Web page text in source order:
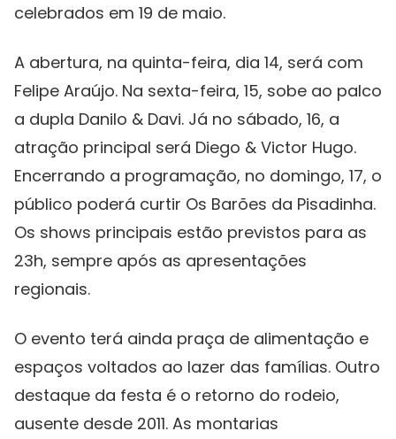
celebrados em 19 de maio.
A abertura, na quinta-feira, dia 14, será com
Felipe Araújo. Na sexta-feira, 15, sobe ao palco
a dupla Danilo & Davi. Já no sábado, 16, a
atração principal será Diego & Victor Hugo.
Encerrando a programação, no domingo, 17, o
público poderá curtir Os Barões da Pisadinha.
Os shows principais estão previstos para as
23h, sempre após as apresentações
regionais.
O evento terá ainda praça de alimentação e
espaços voltados ao lazer das famílias. Outro
destaque da festa é o retorno do rodeio,
ausente desde 2011. As montarias